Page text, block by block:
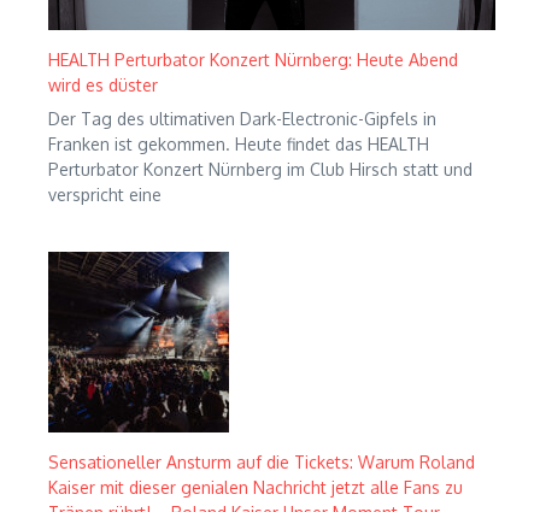
HEALTH Perturbator Konzert Nürnberg: Heute Abend
wird es düster
Der Tag des ultimativen Dark-Electronic-Gipfels in
Franken ist gekommen. Heute findet das HEALTH
Perturbator Konzert Nürnberg im Club Hirsch statt und
verspricht eine
Sensationeller Ansturm auf die Tickets: Warum Roland
Kaiser mit dieser genialen Nachricht jetzt alle Fans zu